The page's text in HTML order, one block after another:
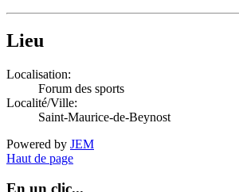
Lieu
Localisation:
Forum des sports
Localité/Ville:
Saint-Maurice-de-Beynost
Powered by JEM
Haut de page